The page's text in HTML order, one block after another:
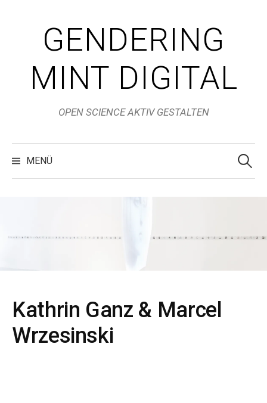
überspringenGENDERING
MINT DIGITAL
OPEN SCIENCE AKTIV GESTALTEN
MENÜ
Suchen
nach:
Kathrin Ganz & Marcel
Wrzesinski